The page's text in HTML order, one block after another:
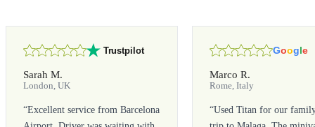
Trustpilot
Sarah M.
London, UK
“Excellent service from Barcelona
Google
Marco R.
Rome, Italy
“Used Titan for our